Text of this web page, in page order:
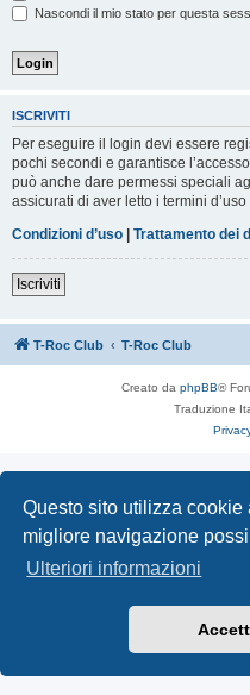
Questo sito utilizza cookie
migliore navigazione
Ulteriori informazioni
Nascondi il mio stato per questa
ISCRIVITI
Per eseguire il login devi essere
pochi secondi e garantisce
può anche dare permessi speciali
assicurati di aver letto i termini d’uso
Condizioni d’uso | Trattamento dei
Iscriviti
T-Roc Club T-Roc Club
Creato da phpBB®
Traduzione